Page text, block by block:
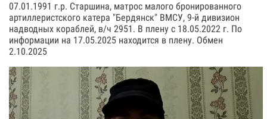
07.01.1991 г.р. Старшина, матрос малого бронированного
артиллеристского катера "Бердянск" ВМСУ, 9-й дивизион
надводных кораблей, в/ч 2951. В плену с 18.05.2022 г. По
информации на 17.05.2025 находится в плену. Обмен
2.10.2025